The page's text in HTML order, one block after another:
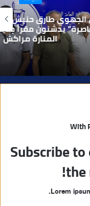
“الأصالة
للحزب بتراب
With
Subscribe
the
Lorem